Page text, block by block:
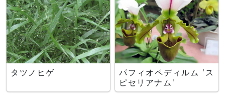
タツノヒゲ
パフィオペディルム 'ス
ピセリアナム'